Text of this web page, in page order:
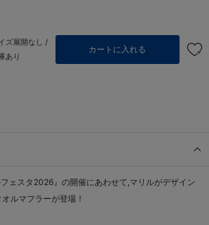
ズ展開なし /
あり
カートに入れる
フェスタ2026』の開催にあわせて,マリルがデザイン
ルマフラーが登場！